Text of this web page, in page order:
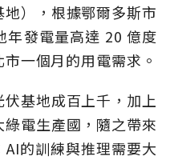
地），根據鄂爾多斯市
年發電量高達 20 億度
一個月的用電需求。
基地成百上千，加上
電生產國，隨之帶來
的訓練與推理需要大